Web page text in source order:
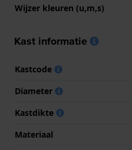
Wijzer kleuren (u,m,s)
Kast informatie
Kastcode
Diameter
Kastdikte
Materiaal